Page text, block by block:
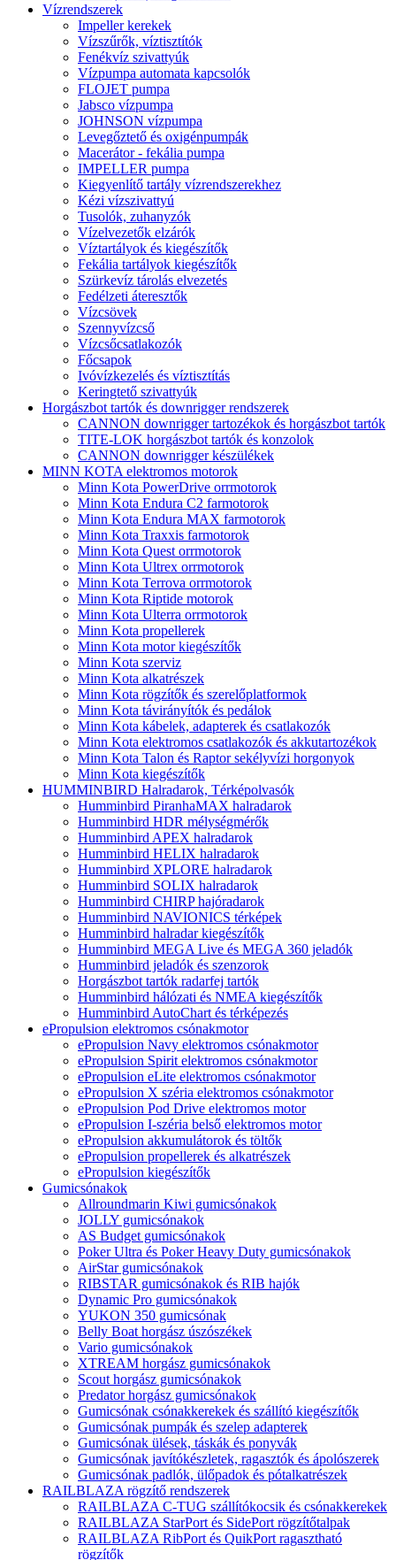
Vízrendszerek
Impeller kerekek
Vízszűrők, víztisztítók
Fenékvíz szivattyúk
Vízpumpa automata kapcsolók
FLOJET pumpa
Jabsco vízpumpa
JOHNSON vízpumpa
Levegőztető és oxigénpumpák
Macerátor - fekália pumpa
IMPELLER pumpa
Kiegyenlítő tartály vízrendszerekhez
Kézi vízszivattyú
Tusolók, zuhanyzók
Vízelvezetők elzárók
Víztartályok és kiegészítők
Fekália tartályok kiegészítők
Szürkevíz tárolás elvezetés
Fedélzeti áteresztők
Vízcsövek
Szennyvízcső
Vízcsőcsatlakozók
Főcsapok
Ivóvízkezelés és víztisztítás
Keringtető szivattyúk
Horgászbot tartók és downrigger rendszerek
CANNON downrigger tartozékok és horgászbot tartók
TITE-LOK horgászbot tartók és konzolok
CANNON downrigger készülékek
MINN KOTA elektromos motorok
Minn Kota PowerDrive orrmotorok
Minn Kota Endura C2 farmotorok
Minn Kota Endura MAX farmotorok
Minn Kota Traxxis farmotorok
Minn Kota Quest orrmotorok
Minn Kota Ultrex orrmotorok
Minn Kota Terrova orrmotorok
Minn Kota Riptide motorok
Minn Kota Ulterra orrmotorok
Minn Kota propellerek
Minn Kota motor kiegészítők
Minn Kota szerviz
Minn Kota alkatrészek
Minn Kota rögzítők és szerelőplatformok
Minn Kota távirányítók és pedálok
Minn Kota kábelek, adapterek és csatlakozók
Minn Kota elektromos csatlakozók és akkutartozékok
Minn Kota Talon és Raptor sekélyvízi horgonyok
Minn Kota kiegészítők
HUMMINBIRD Halradarok, Térképolvasók
Humminbird PiranhaMAX halradarok
Humminbird HDR mélységmérők
Humminbird APEX halradarok
Humminbird HELIX halradarok
Humminbird XPLORE halradarok
Humminbird SOLIX halradarok
Humminbird CHIRP hajóradarok
Humminbird NAVIONICS térképek
Humminbird halradar kiegészítők
Humminbird MEGA Live és MEGA 360 jeladók
Humminbird jeladók és szenzorok
Horgászbot tartók radarfej tartók
Humminbird hálózati és NMEA kiegészítők
Humminbird AutoChart és térképezés
ePropulsion elektromos csónakmotor
ePropulsion Navy elektromos csónakmotor
ePropulsion Spirit elektromos csónakmotor
ePropulsion eLite elektromos csónakmotor
ePropulsion X széria elektromos csónakmotor
ePropulsion Pod Drive elektromos motor
ePropulsion I-széria belső elektromos motor
ePropulsion akkumulátorok és töltők
ePropulsion propellerek és alkatrészek
ePropulsion kiegészítők
Gumicsónakok
Allroundmarin Kiwi gumicsónakok
JOLLY gumicsónakok
AS Budget gumicsónakok
Poker Ultra és Poker Heavy Duty gumicsónakok
AirStar gumicsónakok
RIBSTAR gumicsónakok és RIB hajók
Dynamic Pro gumicsónakok
YUKON 350 gumicsónak
Belly Boat horgász úszószékek
Vario gumicsónakok
XTREAM horgász gumicsónakok
Scout horgász gumicsónakok
Predator horgász gumicsónakok
Gumicsónak csónakkerekek és szállító kiegészítők
Gumicsónak pumpák és szelep adapterek
Gumicsónak ülések, táskák és ponyvák
Gumicsónak javítókészletek, ragasztók és ápolószerek
Gumicsónak padlók, ülőpadok és pótalkatrészek
RAILBLAZA rögzítő rendszerek
RAILBLAZA C-TUG szállítókocsik és csónakkerekek
RAILBLAZA StarPort és SidePort rögzítőtalpak
RAILBLAZA RibPort és QuikPort ragasztható
rögzítők